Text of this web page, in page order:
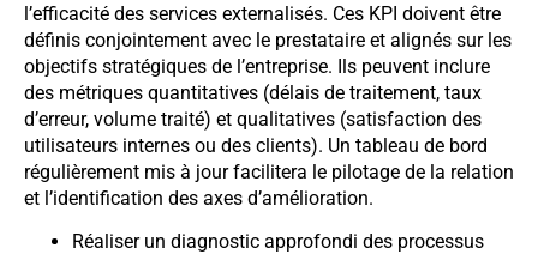
l’efficacité des services externalisés. Ces KPI doivent être
définis conjointement avec le prestataire et alignés sur les
objectifs stratégiques de l’entreprise. Ils peuvent inclure
des métriques quantitatives (délais de traitement, taux
d’erreur, volume traité) et qualitatives (satisfaction des
utilisateurs internes ou des clients). Un tableau de bord
régulièrement mis à jour facilitera le pilotage de la relation
et l’identification des axes d’amélioration.
Réaliser un diagnostic approfondi des processus